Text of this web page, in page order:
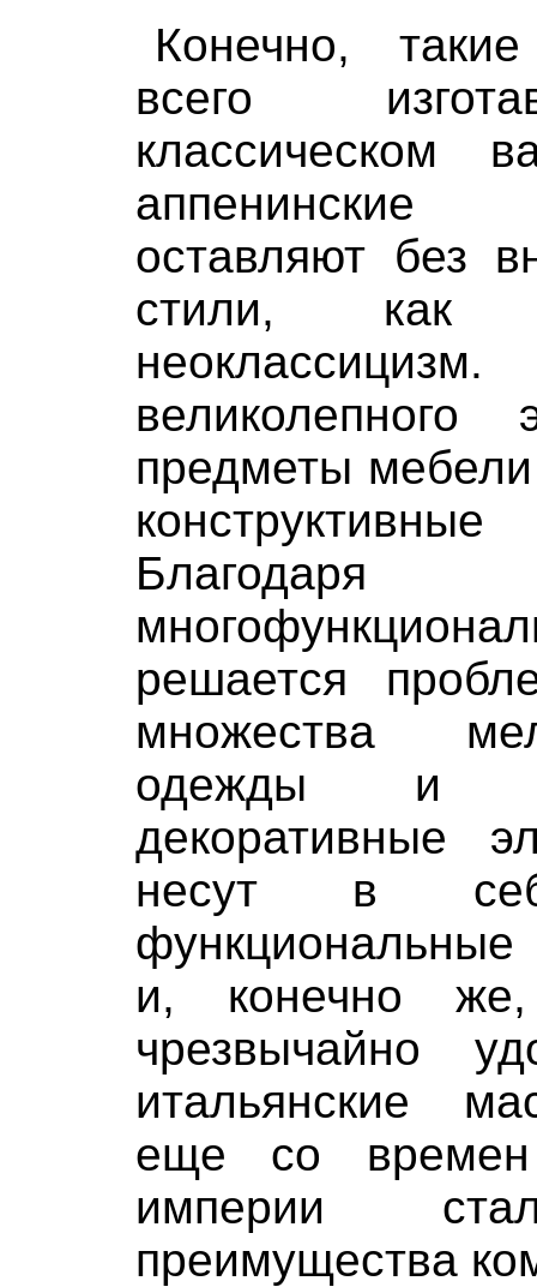
Конечно,
всего
классическом
оставляют без
стили, как
великолепного
предметы
решается
множества
одежды и
декоративные
несут в
и, конечно
чрезвычайно
итальянские
еще со времен
империи
преимущества